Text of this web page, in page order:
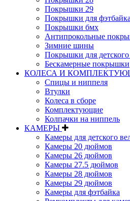
Покрышки 29
Покрышки для фэтбайка
Покрышки бмх
Антипрокольные
Зимние шины
Покрышки для детского
Бескамерные покрышки
КОЛЕСА И
Спицы и ниппеля
Втулки
Колеса в сборе
Комплектующие
Колпачки на ниппель
КАМЕРЫ
Камеры для детского
Камеры 20 дюймов
Камеры 26 дюймов
Камеры 27.5 дюймов
Камеры 28 дюймов
Камеры 29 дюймов
Камеры для фэтбайка